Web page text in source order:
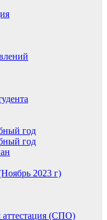
год
год
2023 г)
аттестация (СПО)